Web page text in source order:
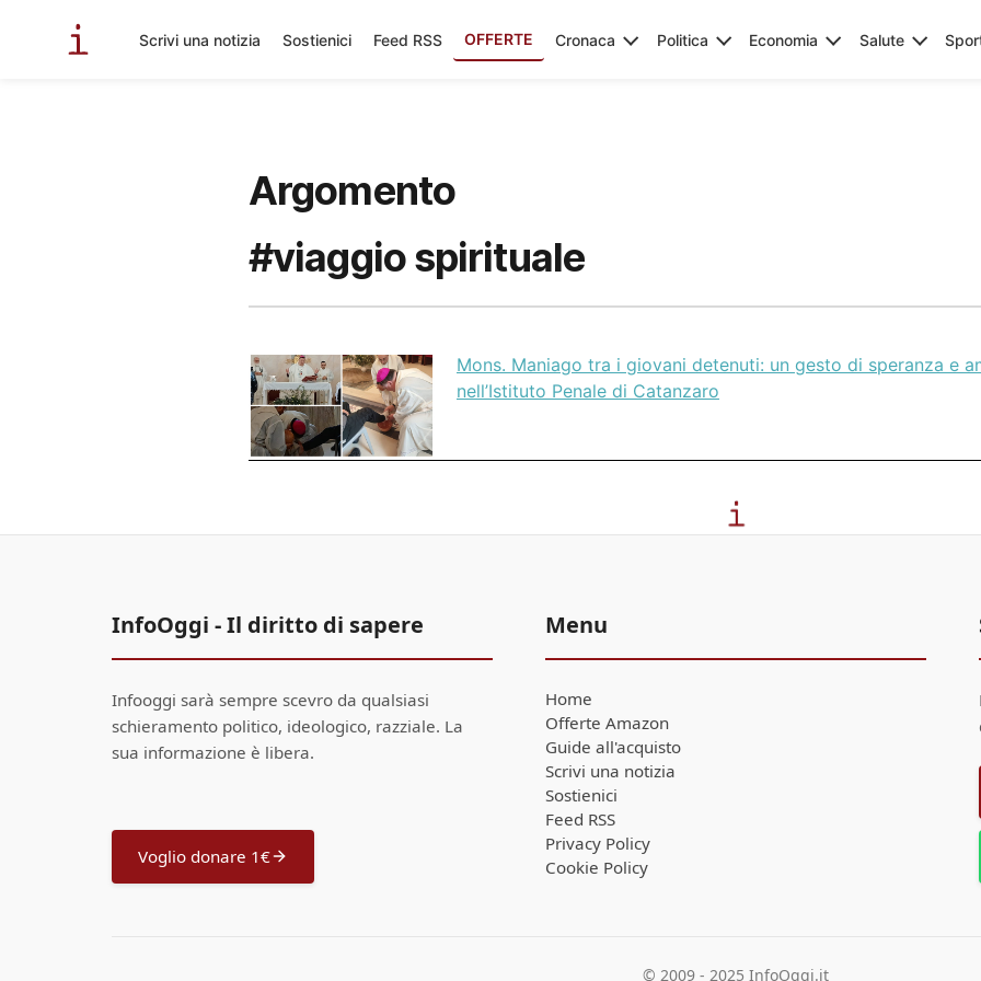
Scrivi una notizia Sostienici Feed RSS OFFERTE Cronaca Politica Economia Salute
Argomento
#viaggio spirituale
Mons. Maniago tra i giovani detenuti: un gesto di speranza e
nell’Istituto Penale di Catanzaro
InfoOggi - Il diritto di sapere
Infooggi sarà sempre scevro da qualsiasi
schieramento politico, ideologico, razziale. La
sua informazione è libera.
Voglio donare 1€
Menu
Home
Offerte Amazon
Guide all'acquisto
Scrivi una notizia
Sostienici
Feed RSS
Privacy Policy
Cookie Policy
© 2009 - 2025 InfoOggi.it